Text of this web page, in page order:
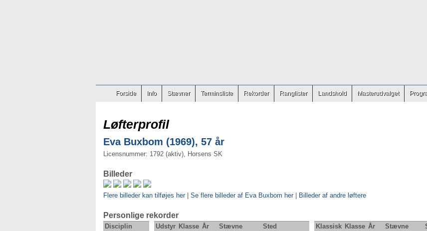
Forside Info Stævner Terminsliste Rekorder Ranglister Landshold Masterudvalget
Løfterprofil
Eva Buxbom (1969), 57 år
Licensnummer: 1792 (aktiv), Horsens SK
Billeder
Flere billeder kan tilføjes her| Se flere billeder af Eva Buxbom her| Billeder af andre løftere
Personlige rekorder
Disciplin Udstyr Klasse År Stævne Sted Klassisk Klasse År Stævne